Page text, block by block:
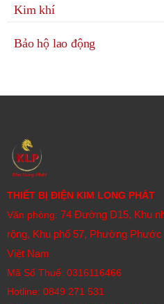
Kim khí
Bảo hộ lao động
THIẾT BỊ ĐIỆN KIM LONG PHÁT
Văn phòng: 74 Đường D15, Khu
rộng, Khu phố 57, Phường
Việt Nam
Mã Số Thuế: 0316116466
Hotline: 0849 271 531